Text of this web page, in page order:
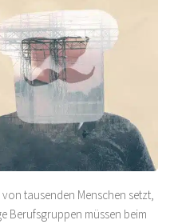
tausenden Menschen setzt,
Berufsgruppen müssen beim